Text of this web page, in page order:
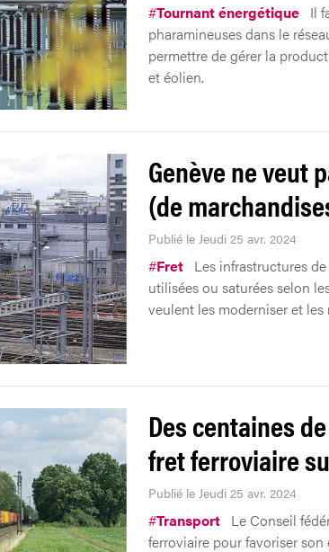
#Tournant énergétique Il
pharamineuses dans le
permettre de gérer la
et éolien.
Genève ne veut
(de
Publié le Jeudi 25 avr. 2024
#Fret Les infrastructures
utilisées ou saturées selon
veulent les moderniser et les
Des centaines
fret ferroviaire
Publié le Jeudi 25 avr. 2024
#Transport Le Conseil
ferroviaire pour favoriser son